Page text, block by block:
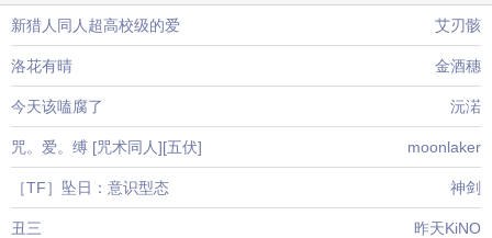
新猎人同人超高校级的爱 艾刃骸
洛花有晴 金酒穗
今天该嗑腐了 沅渃
咒。爱。缚 [咒术同人][五伏] moonlaker
［TF］坠日：意识型态 神剑
丑三 昨天KiNO